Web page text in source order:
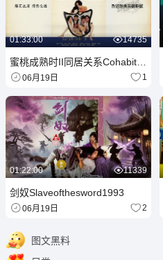
01:33:00 14735
06月19日 1
01:22:00 11339
剑奴Slaveofthesword1993
06月19日 2
图文黑料